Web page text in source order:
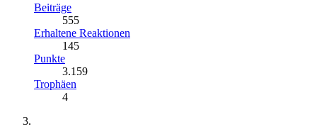
Beiträge
555
Erhaltene Reaktionen
145
Punkte
3.159
Trophäen
4